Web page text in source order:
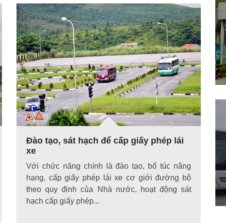
Đào tạo, sát hạch để cấp giấy phép lái
xe
Với chức năng chính là đào tạo, bổ túc nâng
hạng, cấp giấy phép lái xe cơ giới đường bộ
theo quy định của Nhà nước, hoạt động sát
hạch cấp giấy phép...